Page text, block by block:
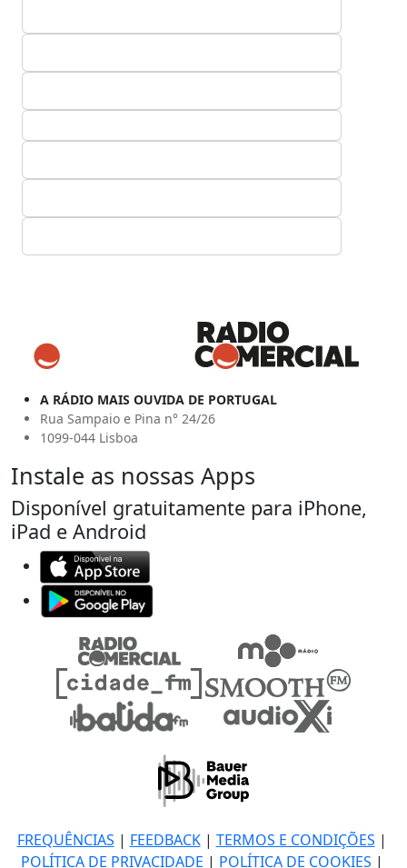
A RÁDIO MAIS OUVIDA DE PORTUGAL
Rua Sampaio e Pina n° 24/26
1099-044 Lisboa
Instale as nossas Apps
Disponível gratuitamente para iPhone,
iPad e Android
FREQUÊNCIAS | FEEDBACK| TERMOS E CONDIÇÕES |
POLÍTICA DE PRIVACIDADE | POLÍTICA DE COOKIES |